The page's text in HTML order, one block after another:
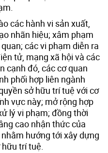
các hành vi sản xuất,
nhãn hiệu; xâm phạm
các vi phạm diễn ra
tử, mạng xã hội và các
cạnh đó, các cơ quan
phối hợp liên ngành
sở hữu trí tuệ với cơ
vực này; mở rộng hợp
lý vi phạm; đồng thời
cao nhận thức của
hướng tới xây dựng
trí tuệ.